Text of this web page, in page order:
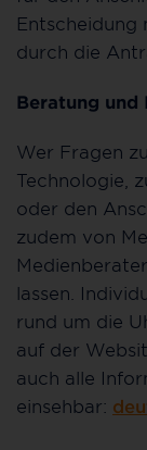
Entscheidung
durch die
Beratung und
Wer Fragen
Technologie,
oder den
zudem von
lassen.
rund um die
auf der
auch alle
einsehbar: